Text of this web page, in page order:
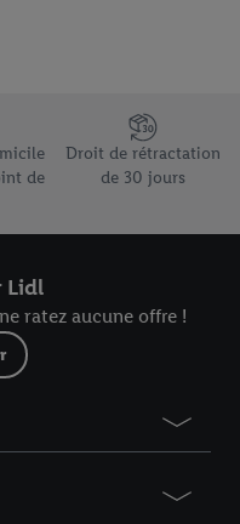
arguments de
de
Droit de rétractation
de 30 jours
Lidl
ratez aucune offre !